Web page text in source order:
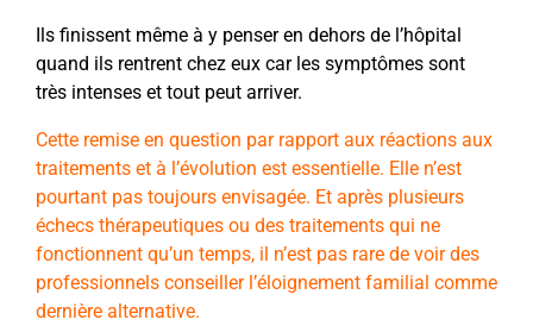
Ils finissent même à y penser en dehors de l’hôpital
quand ils rentrent chez eux car les symptômes sont
très intenses et tout peut arriver.
Cette remise en question par rapport aux réactions aux
traitements et à l’évolution est essentielle. Elle n’est
pourtant pas toujours envisagée. Et après plusieurs
échecs thérapeutiques ou des traitements qui ne
fonctionnent qu’un temps, il n’est pas rare de voir des
professionnels conseiller l’éloignement familial comme
dernière alternative.